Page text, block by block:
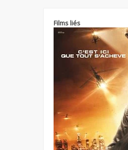
Films liés